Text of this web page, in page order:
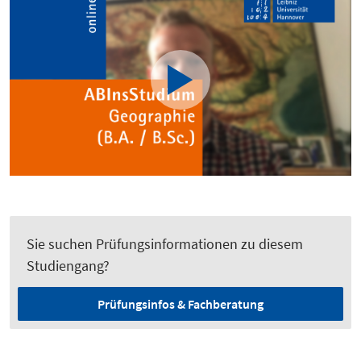
Sie suchen Prüfungsinformationen zu diesem
Studiengang?
Prüfungsinfos & Fachberatung